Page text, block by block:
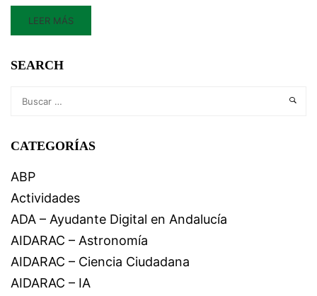
LEER MÁS
SEARCH
CATEGORÍAS
ABP
Actividades
ADA – Ayudante Digital en Andalucía
AIDARAC – Astronomía
AIDARAC – Ciencia Ciudadana
AIDARAC – IA